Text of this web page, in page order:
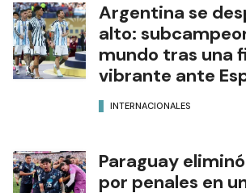
Argentina se
alto:
mundo tras una
vibrante ante
INTERNACIONALES
Paraguay
por penales en